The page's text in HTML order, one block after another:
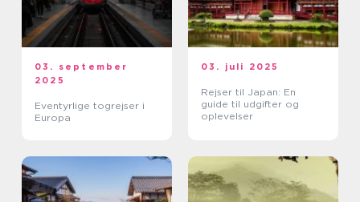
03. september
2025
Eventyrlige togrejser i
Europa
03. juli 2025
Rejser til Japan: En
guide til udgifter og
oplevelser